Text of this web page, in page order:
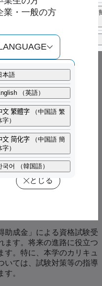
中文 简化字
（韓国語）
業・一般の方
本語
（英語）
文 繁體字
字）
文 简化字
字）
국어 （韓国語）
交通アクセス
サイトマップ
お問い合わせ
寄附・ご支援
とじる
ート
学サポート
助成金」による資格試験受
ます。将来の進路に役立つ
す。特に、本学のカリキュ
いては、試験対策等の指導
。